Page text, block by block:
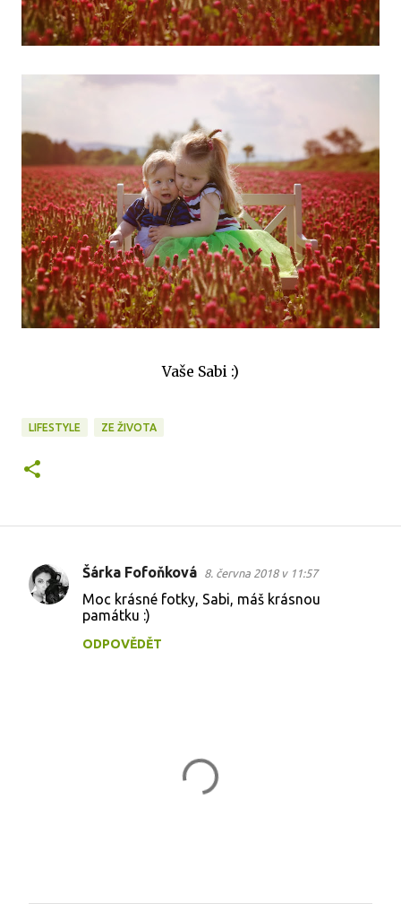
Vaše Sabi :)
LIFESTYLE ZE ŽIVOTA
K
Šárka Fofoňková 8. června 2018 v 11:57
Moc krásné fotky, Sabi, máš krásnou
památku :)
ODPOVĚDĚT